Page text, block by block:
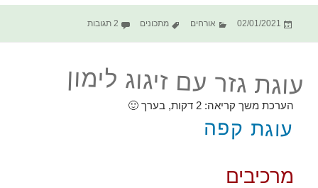
פורסם
02/01/2021 קטגוריות
אורחים תגיות
מתכונים 2 תגובות על סלמון
עוגת גזר עם זיגוג לימון
הערכת משך קריאה: 2 דקות, בערך 🙂
עוגת קפה
מרכיבים